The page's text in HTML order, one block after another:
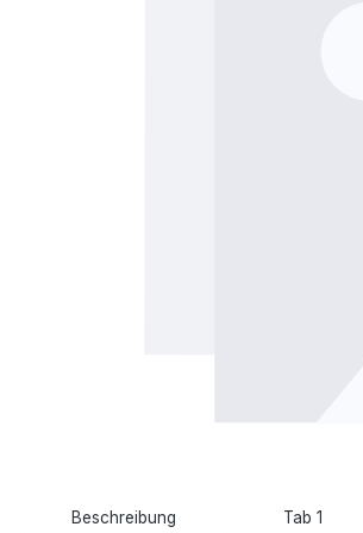
Beschreibung Tab 1